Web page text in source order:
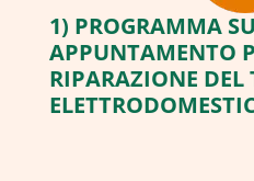
1) PROGRAMMA
APPUNTAMENTO
RIPARAZIONE DEL